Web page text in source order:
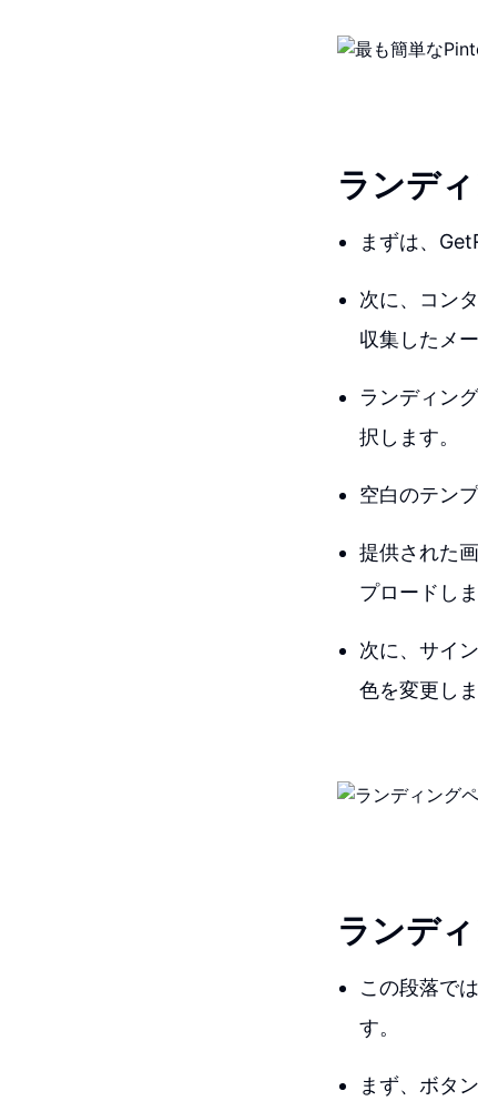
ランデ
まずは、
次に、コン
収集したメ
ランディン
択します。
空白のテン
提供された
プロードしま
次に、サイ
色を変更しま
ランデ
この段落で
す。
まず、ボタ